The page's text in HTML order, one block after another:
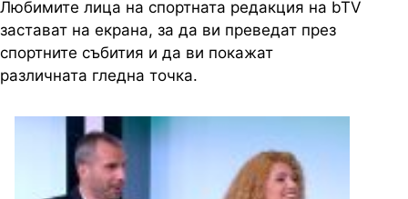
Любимите лица на спортната редакция на bTV
застават на екрана, за да ви преведат през
спортните събития и да ви покажат
различната гледна точка.